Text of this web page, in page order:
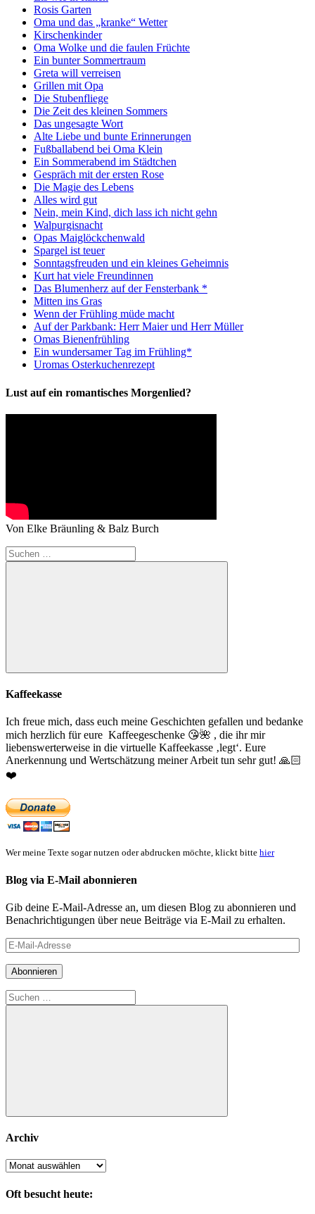
Rosis Garten
Oma und das „kranke“ Wetter
Kirschenkinder
Oma Wolke und die faulen Früchte
Ein bunter Sommertraum
Greta will verreisen
Grillen mit Opa
Die Stubenfliege
Die Zeit des kleinen Sommers
Das ungesagte Wort
Alte Liebe und bunte Erinnerungen
Fußballabend bei Oma Klein
Ein Sommerabend im Städtchen
Gespräch mit der ersten Rose
Die Magie des Lebens
Alles wird gut
Nein, mein Kind, dich lass ich nicht gehn
Walpurgisnacht
Opas Maiglöckchenwald
Spargel ist teuer
Sonntagsfreuden und ein kleines Geheimnis
Kurt hat viele Freundinnen
Das Blumenherz auf der Fensterbank *
Mitten ins Gras
Wenn der Frühling müde macht
Auf der Parkbank: Herr Maier und Herr Müller
Omas Bienenfrühling
Ein wundersamer Tag im Frühling*
Uromas Osterkuchenrezept
Lust auf ein romantisches Morgenlied?
Von Elke Bräunling & Balz Burch
Suchen
nach:
Suchen
Kaffeekasse
Ich freue mich, dass euch meine Geschichten gefallen und bedanke
mich herzlich für eure Kaffeegeschenke 😘🌺 , die ihr mir
liebenswerterweise in die virtuelle Kaffeekasse ‚legt‘. Eure
Anerkennung und Wertschätzung meiner Arbeit tun sehr gut! 🙏🏻
❤️
Wer meine Texte sogar nutzen oder abdrucken möchte, klickt bitte hier
Blog via E-Mail abonnieren
Gib deine E-Mail-Adresse an, um diesen Blog zu abonnieren und
Benachrichtigungen über neue Beiträge via E-Mail zu erhalten.
E-
Mail-
Adresse
Abonnieren
Suchen
nach:
Suchen
Archiv
Archiv
Oft besucht heute: